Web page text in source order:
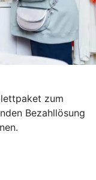
zum
Bezahllösung